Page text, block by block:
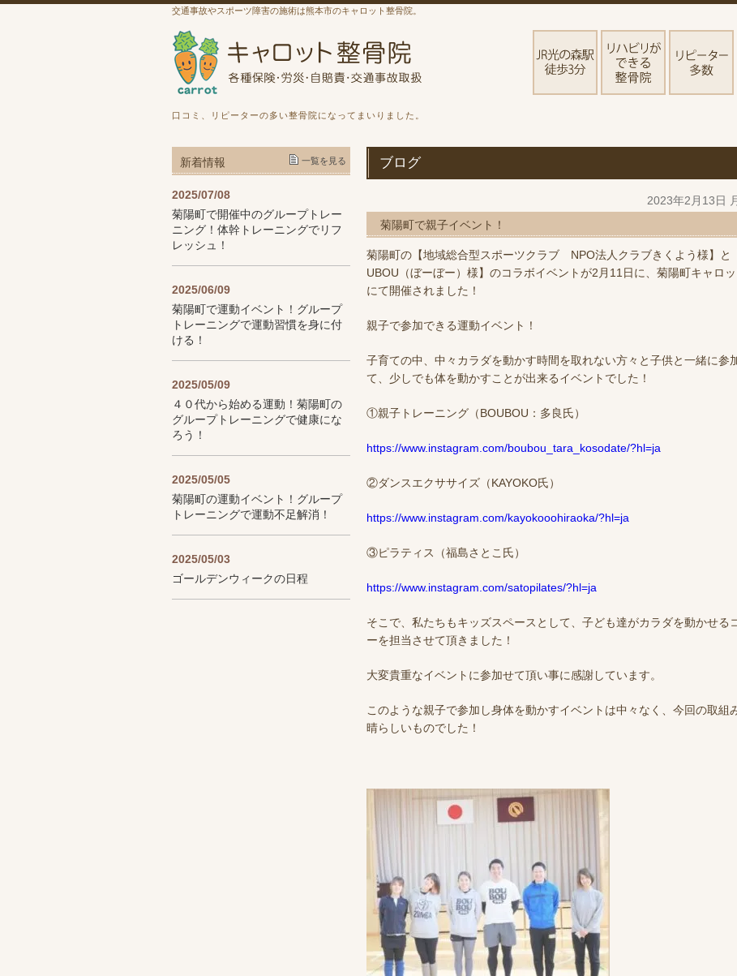
交通事故やスポーツ障害の施術は熊本市のキャロット整骨院。
口コミ、リピーターの多い整骨院になってまいりました。
ブログ
2023年2月13日
菊陽町で親子イベント！
菊陽町の【地域総合型スポーツクラブ NPO法人クラブきくよう様】と
UBOU（ぼーぼー）様】のコラボイベントが2月11日に、菊陽町キャロ
にて開催されました！
親子で参加できる運動イベント！
子育ての中、中々カラダを動かす時間を取れない方々と子供と一緒に参
て、少しでも体を動かすことが出来るイベントでした！
①親子トレーニング（BOUBOU：多良氏）
https://www.instagram.com/boubou_tara_kosodate/?hl=ja
②ダンスエクササイズ（KAYOKO氏）
https://www.instagram.com/kayokooohiraoka/?hl=ja
③ピラティス（福島さとこ氏）
https://www.instagram.com/satopilates/?hl=ja
そこで、私たちもキッズスペースとして、子ども達がカラダを動かせる
ーを担当させて頂きました！
大変貴重なイベントに参加せて頂い事に感謝しています。
このような親子で参加し身体を動かすイベントは中々なく、今回の取組
晴らしいものでした！
新着情報 一覧を見る
2025/07/08
菊陽町で開催中のグループトレー
ニング！体幹トレーニングでリフ
レッシュ！
2025/06/09
菊陽町で運動イベント！グループ
トレーニングで運動習慣を身に付
ける！
2025/05/09
４０代から始める運動！菊陽町の
グループトレーニングで健康にな
ろう！
2025/05/05
菊陽町の運動イベント！グループ
トレーニングで運動不足解消！
2025/05/03
ゴールデンウィークの日程